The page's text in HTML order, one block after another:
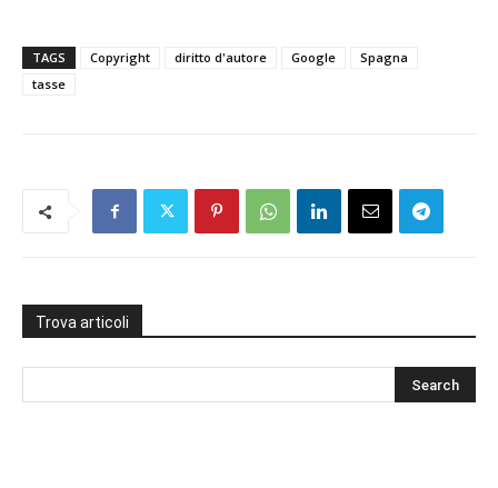
TAGS Copyright diritto d'autore Google
Spagna
tasse
Trova articoli